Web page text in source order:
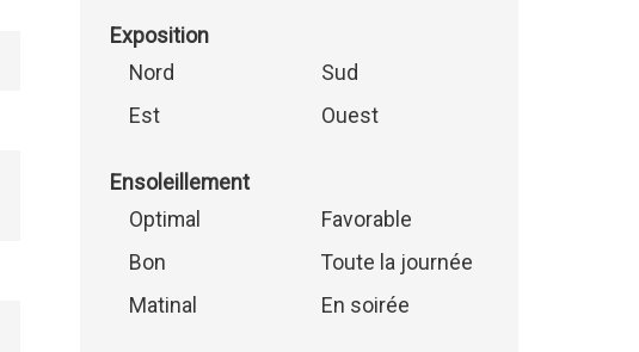
Exposition
Nord
Sud
Est
Ouest
Ensoleillement
Optimal
Favorable
Bon
Toute la journée
Matinal
En soirée